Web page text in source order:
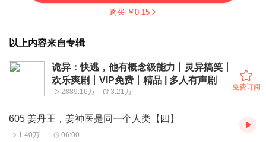
购买 ￥ 0.15
以上内容来自专辑
诡异：快逃，他有概念级能力丨灵异搞笑丨
欢乐爽剧丨VIP免费丨精品 | 多人有声剧
2889.16万 3.21万
免费订阅
605 姜丹王，姜神医是同一个人类【四】
1.40万 06:00